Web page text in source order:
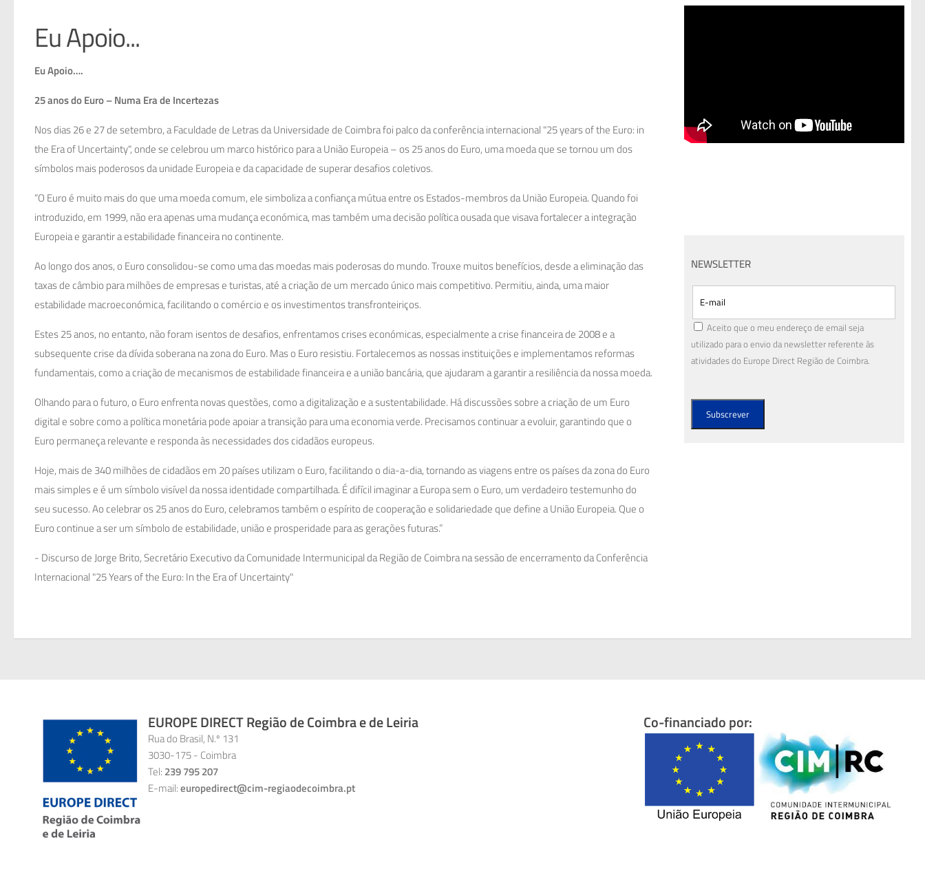
Eu Apoio...
Eu Apoio….
25 anos do Euro – Numa Era de Incertezas
Nos dias 26 e 27 de setembro, a Faculdade de Letras da Universidade de Coimbra foi palco da conferência internacional "25 years of the Euro: in
the Era of Uncertainty", onde se celebrou um marco histórico para a União Europeia – os 25 anos do Euro, uma moeda que se tornou um dos
símbolos mais poderosos da unidade Europeia e da capacidade de superar desafios coletivos.
“O Euro é muito mais do que uma moeda comum, ele simboliza a confiança mútua entre os Estados-membros da União Europeia. Quando foi
introduzido, em 1999, não era apenas uma mudança económica, mas também uma decisão política ousada que visava fortalecer a integração
Europeia e garantir a estabilidade financeira no continente.
Ao longo dos anos, o Euro consolidou-se como uma das moedas mais poderosas do mundo. Trouxe muitos benefícios, desde a eliminação das
taxas de câmbio para milhões de empresas e turistas, até a criação de um mercado único mais competitivo. Permitiu, ainda, uma maior
estabilidade macroeconómica, facilitando o comércio e os investimentos transfronteiriços.
Estes 25 anos, no entanto, não foram isentos de desafios, enfrentamos crises económicas, especialmente a crise financeira de 2008 e a
subsequente crise da dívida soberana na zona do Euro. Mas o Euro resistiu. Fortalecemos as nossas instituições e implementamos reformas
fundamentais, como a criação de mecanismos de estabilidade financeira e a união bancária, que ajudaram a garantir a resiliência da nossa moeda.
Olhando para o futuro, o Euro enfrenta novas questões, como a digitalização e a sustentabilidade. Há discussões sobre a criação de um Euro
digital e sobre como a política monetária pode apoiar a transição para uma economia verde. Precisamos continuar a evoluir, garantindo que o
Euro permaneça relevante e responda às necessidades dos cidadãos europeus.
Hoje, mais de 340 milhões de cidadãos em 20 países utilizam o Euro, facilitando o dia-a-dia, tornando as viagens entre os países da zona do Euro
mais simples e é um símbolo visível da nossa identidade compartilhada. É difícil imaginar a Europa sem o Euro, um verdadeiro testemunho do
seu sucesso. Ao celebrar os 25 anos do Euro, celebramos também o espírito de cooperação e solidariedade que define a União Europeia. Que o
Euro continue a ser um símbolo de estabilidade, união e prosperidade para as gerações futuras.”
- Discurso de Jorge Brito, Secretário Executivo da Comunidade Intermunicipal da Região de Coimbra na sessão de encerramento da Conferência
Internacional "25 Years of the Euro: In the Era of Uncertainty"
NEWSLETTER
Aceito que o meu endereço de email seja
utilizado para o envio da newsletter referente às
atividades do Europe Direct Região de Coimbra.
Co-financiado por:
EUROPE DIRECT Região de Coimbra e de Leiria
Rua do Brasil, N.º 131
3030-175 - Coimbra
Tel: 239 795 207
E-mail:europedirect@cim-regiaodecoimbra.pt